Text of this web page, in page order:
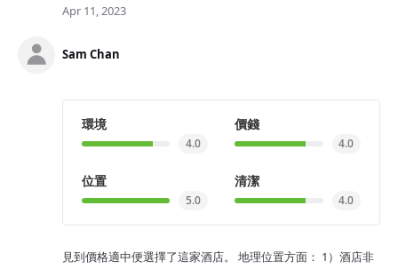
Apr 11, 2023
Sam Chan
環境
4.0
價錢
4.0
位置
5.0
清潔
4.0
見到價格適中便選擇了這家酒店。 地理位置方面： 1）酒店非